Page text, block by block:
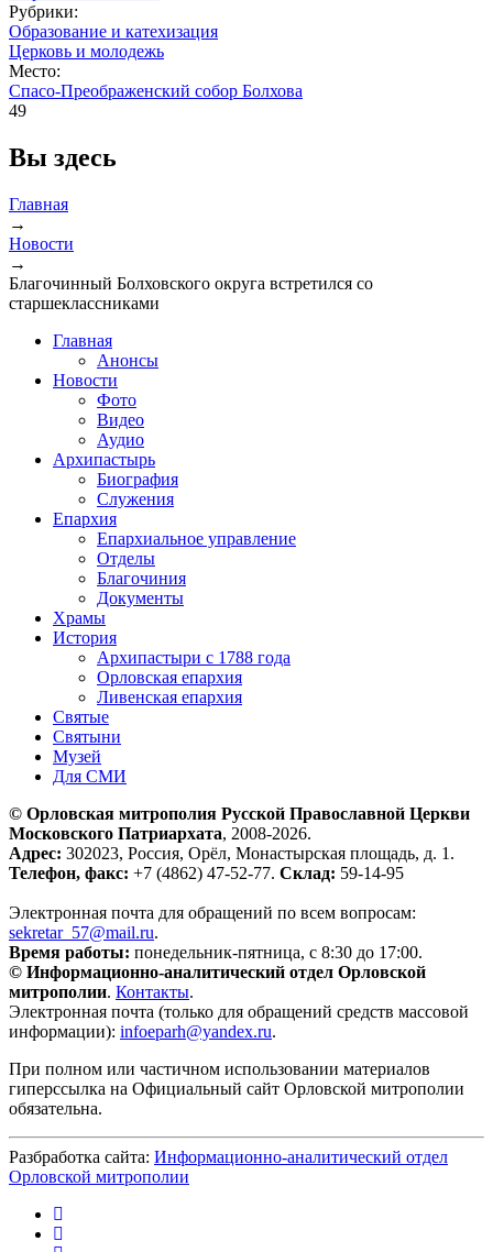
Рубрики:
Образование и катехизация
Церковь и молодежь
Место:
Спасо-Преображенский собор Болхова
49
Вы здесь
Главная
→
Новости
→
Благочинный Болховского округа встретился со
старшеклассниками
Главная
Анонсы
Новости
Фото
Видео
Аудио
Архипастырь
Биография
Служения
Епархия
Епархиальное управление
Отделы
Благочиния
Документы
Храмы
История
Архипастыри с 1788 года
Орловская епархия
Ливенская епархия
Святые
Святыни
Музей
Для СМИ
© Орловская митрополия Русской Православной Церкви
Московского Патриархата, 2008-2026.
Адрес: 302023, Россия, Орёл, Монастырская площадь, д. 1.
Телефон, факс: +7 (4862) 47-52-77. Склад: 59-14-95
Электронная почта для обращений по всем вопросам:
sekretar_57@mail.ru.
Время работы: понедельник-пятница, с 8:30 до 17:00.
© Информационно-аналитический отдел Орловской
митрополии. Контакты.
Электронная почта (только для обращений средств массовой
информации): infoeparh@yandex.ru.
При полном или частичном использовании материалов
гиперссылка на Официальный сайт Орловской митрополии
обязательна.
Разбработка сайта: Информационно-аналитический отдел
Орловской митрополии